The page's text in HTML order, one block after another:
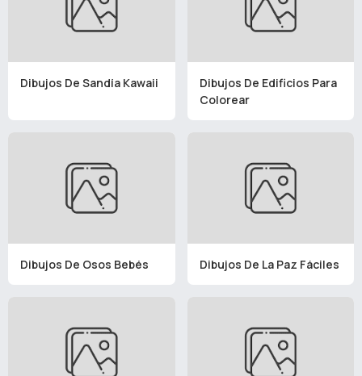
Dibujos De Sandía Kawaii
Dibujos De Edificios Para
Colorear
Dibujos De Osos Bebés Dibujos De La Paz Fáciles